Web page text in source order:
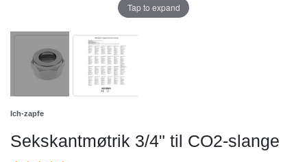
Tap to expand
Ich-zapfe
Sekskantmøtrik 3/4" til CO2-slange